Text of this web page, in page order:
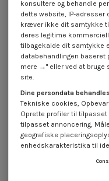
Tilgængelig inden for 15
Betonbor 3X60
2,80 €
7,00 € inkl. moms
konsultere og behandle
dette website, IP-adresser
kræver ikke dit samtykke
deres legitime
tilbagekalde dit samtykke
databehandlingen
mere →" eller ved at bruge
site.
Dine persondata
Tekniske cookies,
Oprette profiler til
tilpasset annoncering,
geografiske
enhedskarakteristika til